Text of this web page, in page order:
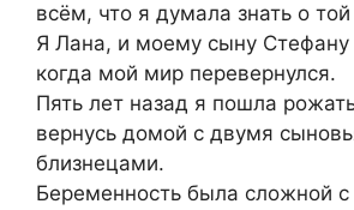
всём, что я думала знать о
Я Лана, и моему сыну Стефану
когда мой мир перевернулся.
Пять лет назад я пошла
вернусь домой с двумя
близнецами.
Беременность была сложной с